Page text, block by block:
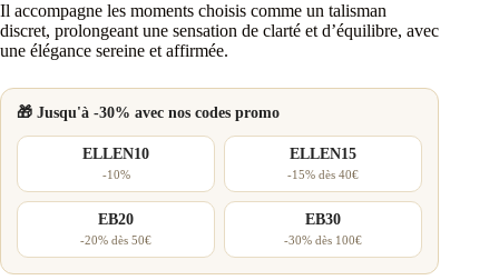
Il accompagne les moments choisis comme un talisman
discret, prolongeant une sensation de clarté et d’équilibre, avec
une élégance sereine et affirmée.
🎁 Jusqu'à -30% avec nos codes promo
ELLEN10
-10%
ELLEN15
-15% dès 40€
EB20
-20% dès 50€
EB30
-30% dès 100€